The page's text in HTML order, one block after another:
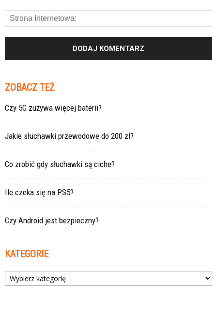
ZOBACZ TEŻ
Czy 5G zużywa więcej baterii?
Jakie słuchawki przewodowe do 200 zł?
Co zrobić gdy słuchawki są ciche?
Ile czeka się na PS5?
Czy Android jest bezpieczny?
KATEGORIE
Kategorie